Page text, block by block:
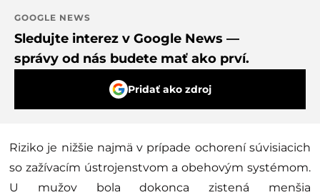
GOOGLE NEWS
Sledujte interez v Google News —
správy od nás budete mať ako prví.
Pridať ako zdroj
Riziko je nižšie najmä v prípade ochorení súvisiacich
so zažívacím ústrojenstvom a obehovým systémom.
U mužov bola dokonca zistená menšia